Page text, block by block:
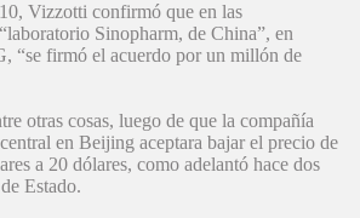
Vizzotti confirmó que en las
Sinopharm, de China”, en
“se firmó el acuerdo por un millón de
otras cosas, luego de que la compañía
en Beijing aceptara bajar el precio de
a 20 dólares, como adelantó hace dos
Estado.